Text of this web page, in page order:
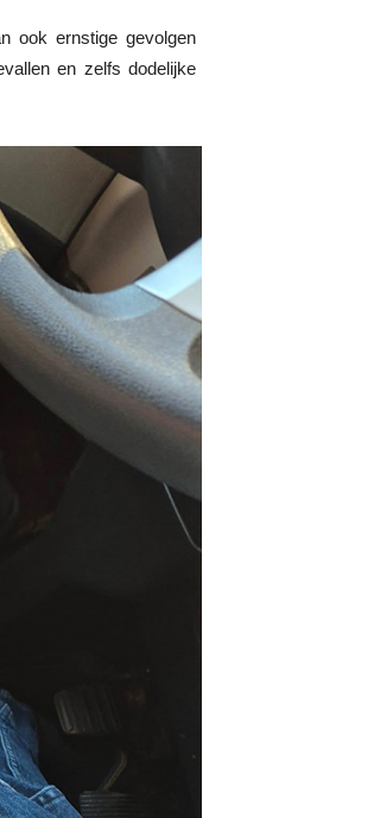
ook ernstige gevolgen
en zelfs dodelijke